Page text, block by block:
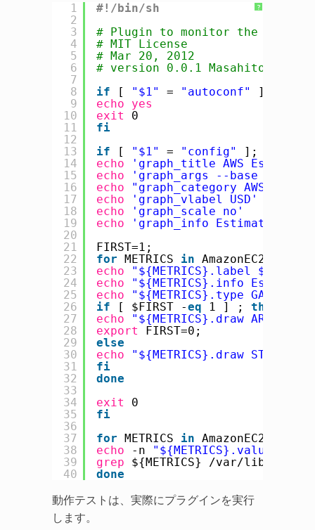
?
1
2
3
4
5
6
7
8
9
10
11
12
13
14
15
16
17
18
19
20
21
22
23
24
25
26
27
28
29
30
31
32
33
34
35
36
37
38
39
40
#!/bin/sh
# Plugin to monitor the AWS
# MIT License
# Mar 20, 2012
# version 0.0.1 Masahito
if
[ "$1" = "autoconf" ];
echo
yes
exit
0
fi
if
[ "$1" = "config" ];
echo
'graph_title AWS
echo
'graph_args --base 1000
echo
"graph_category AWS"
echo
'graph_vlabel USD'
echo
'graph_scale no'
echo
'graph_info
FIRST=1;
for METRICS in AmazonEC2
echo
"${METRICS}.label
echo
"${METRICS}.info
echo
"${METRICS}.type GAUGE"
if
[ $FIRST -eq 1 ] ; then
echo
"${METRICS}.draw AREA"
export
FIRST=0;
else
echo
"${METRICS}.draw STACK"
fi
done
exit
0
fi
for METRICS in AmazonEC2
echo
-n
"${METRICS}.value "
grep
${METRICS}
/var/lib/munin/
done
動作テストは、実際にプラグインを実行
します。